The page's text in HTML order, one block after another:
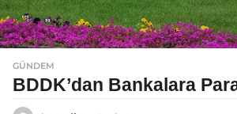
GÜNDEM
BDDK’dan Bankalara